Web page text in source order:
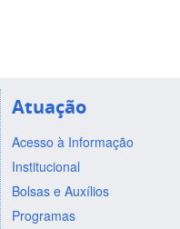
Atuação
Acesso à Informação
Institucional
Bolsas e Auxílios
Programas